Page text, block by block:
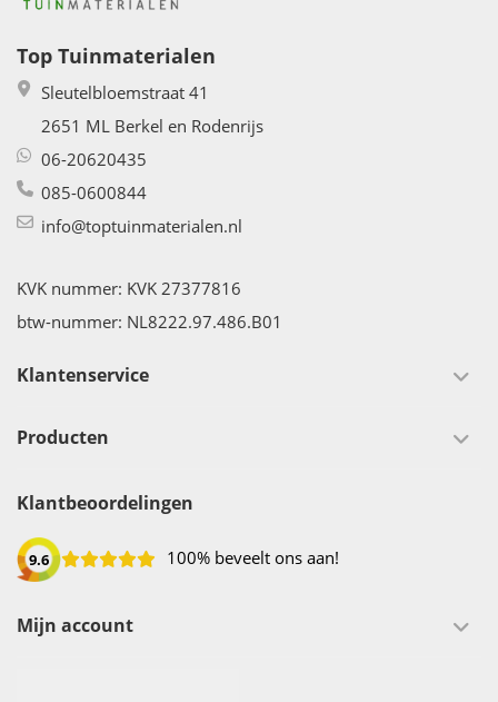
Top Tuinmaterialen
Sleutelbloemstraat 41
2651 ML Berkel en Rodenrijs
06-20620435
085-0600844
info@toptuinmaterialen.nl
KVK nummer: KVK 27377816
btw-nummer: NL8222.97.486.B01
Klantenservice
Producten
Klantbeoordelingen
9.6 100% beveelt ons aan!
Mijn account